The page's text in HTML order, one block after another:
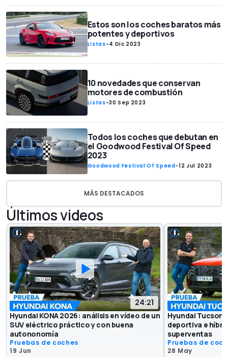
Estos son los coches baratos más
potentes y deportivos
Listas-4 Dic 2023
10 novedades que conservan
motores de combustión
Listas-30 Sep 2023
Todos los coches que debutan en
el Goodwood Festival Of Speed
2023
Goodwood Festival Of Speed-12 Jul 2023
MÁS DESTACADOS
Últimos videos
24:21
Hyundai KONA 2026: análisis en vídeo de un
SUV eléctrico práctico y con buena
autononomía
Pruebas de coches
19 Jun
Hyundai Tucson
deportiva e
superventas
Pruebas de
28 May